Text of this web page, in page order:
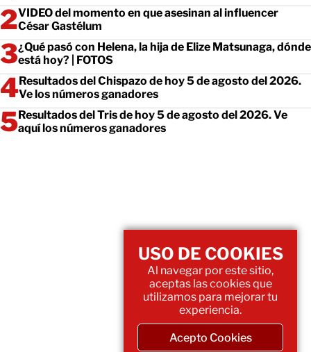
VIDEO del momento en que asesinan al influencer
César Gastélum
¿Qué pasó con Helena, la hija de Elize Matsunaga, dónde
está hoy? | FOTOS
Resultados del Chispazo de hoy 5 de agosto del 2026.
Ve los números ganadores
Resultados del Tris de hoy 5 de agosto del 2026. Ve
aquí los números ganadores
USO DE COOKIES
Al navegar por este sitio,
aceptas las cookies que
utilizamos para mejorar tu
experiencia.
Acepto Cookies